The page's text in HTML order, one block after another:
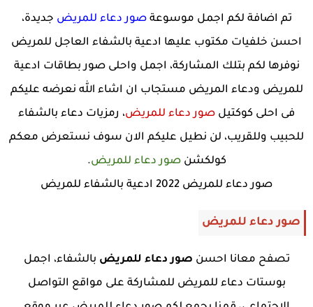
تم اضافة لكم اجمل موسوعة صور دعاء للمريض جديدة،
احسن خلفيات مكتوب عليها ادعية بالشفاء العاجل للمريض
نوفرها لكم بتلك المشاركة، اجمل واحلى صور بطاقات ادعية
للمريض ودعاء المريض مستجاب ان اشاء الله نعرضه عليكم
فى احلى كوكتيل صور دعاء للمريض، رمزيات دعاء بالشفاء
للحبيب وللقريب، لن نطيل عليكم الان سوف نستعرض معكم
كولكشنصور دعاء للمريض.
صور دعاء للمريض 2022 ادعية بالشفاء للمريض
صور دعاء للمريض
تصفح معانا احسن صور دعاء للمريض بالشفاء، اجمل
بوستات دعاء للمريض للمشاركة على مواقع التواصل